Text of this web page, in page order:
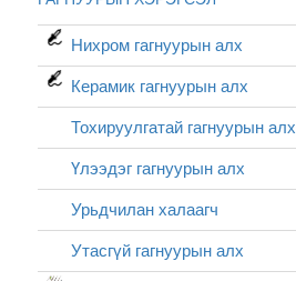
Нихром гагнуурын алх
Керамик гагнуурын алх
Тохируулгатай гагнуурын алх
Үлээдэг гагнуурын алх
Урьдчилан халаагч
Утасгүй гагнуурын алх